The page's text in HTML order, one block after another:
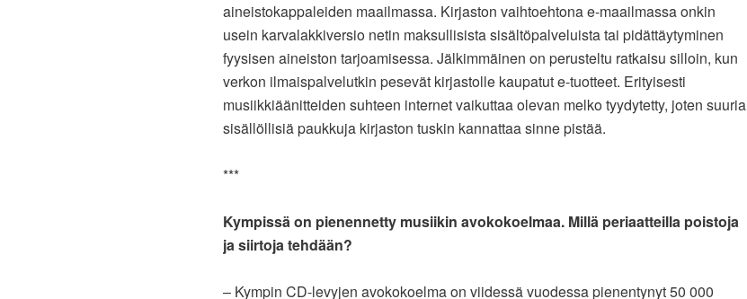
aineistokappaleiden maailmassa. Kirjaston vaihtoehtona e-maailmassa onkin
usein karvalakkiversio netin maksullisista sisältöpalveluista tai pidättäytyminen
fyysisen aineiston tarjoamisessa. Jälkimmäinen on perusteltu ratkaisu silloin, kun
verkon ilmaispalvelutkin pesevät kirjastolle kaupatut e-tuotteet. Erityisesti
musiikkiäänitteiden suhteen internet vaikuttaa olevan melko tyydytetty, joten suuria
sisällöllisiä paukkuja kirjaston tuskin kannattaa sinne pistää.
***
Kympissä on pienennetty musiikin avokokoelmaa. Millä periaatteilla poistoja
ja siirtoja tehdään?
– Kympin CD-levyjen avokokoelma on viidessä vuodessa pienentynyt 50 000